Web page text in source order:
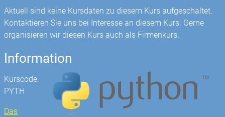
Aktuell sind keine Kursdaten zu diesem Kurs aufgeschaltet.
Kontaktieren Sie uns bei Interesse an diesem Kurs. Gerne
organisieren wir diesen Kurs auch als Firmenkurs.
Information
Kurscode:
PYTH
Das